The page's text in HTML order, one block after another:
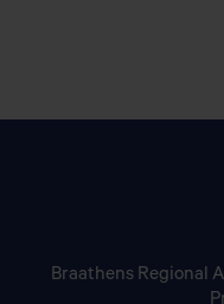
Braathens Regional